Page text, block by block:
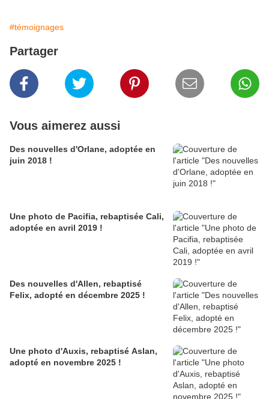
#témoignages
Partager
Vous aimerez aussi
Des nouvelles d'Orlane, adoptée en
juin 2018 !
Une photo de Pacifia, rebaptisée Cali,
adoptée en avril 2019 !
Des nouvelles d'Allen, rebaptisé
Felix, adopté en décembre 2025 !
Une photo d'Auxis, rebaptisé Aslan,
adopté en novembre 2025 !